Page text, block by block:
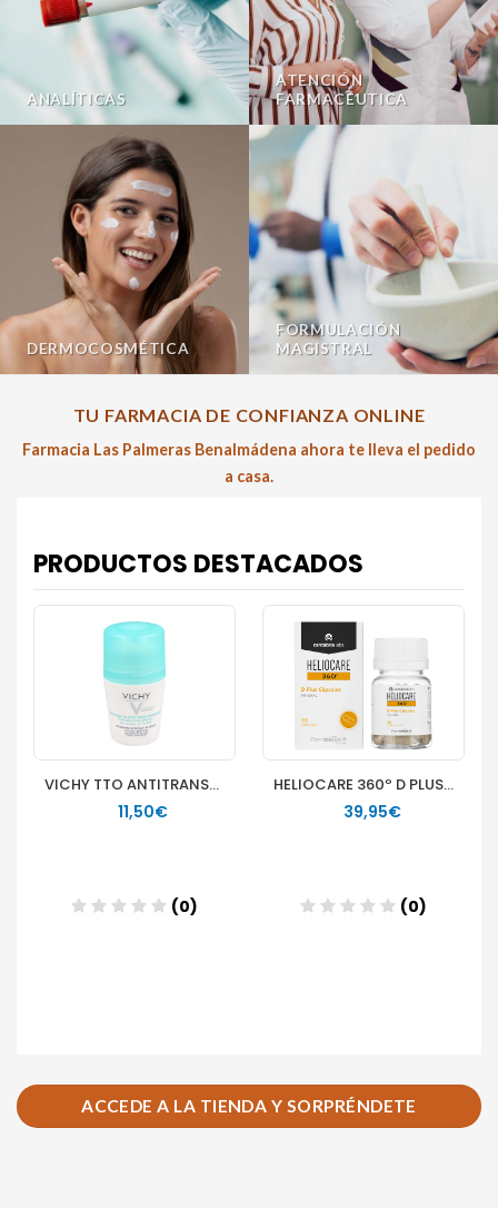
ANALÍTICAS
ATENCIÓN
FARMACÉUTICA
DERMOCOSMÉTICA
FORMULACIÓN
MAGISTRAL
TU FARMACIA DE CONFIANZA ONLINE
Farmacia Las Palmeras Benalmádena ahora te lleva el pedido
a casa.
ACCEDE A LA TIENDA Y SORPRÉNDETE